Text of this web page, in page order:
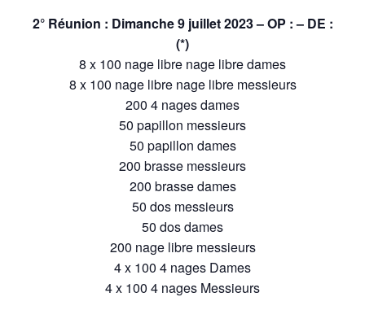
2° Réunion : Dimanche 9 juillet 2023 – OP : – DE :
(*)
8 x 100 nage libre nage libre dames
8 x 100 nage libre nage libre messieurs
200 4 nages dames
50 papillon messieurs
50 papillon dames
200 brasse messieurs
200 brasse dames
50 dos messieurs
50 dos dames
200 nage libre messieurs
4 x 100 4 nages Dames
4 x 100 4 nages Messieurs